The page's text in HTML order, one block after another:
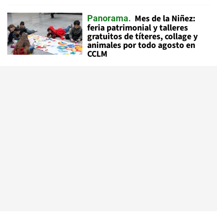
Panorama Mes de la Niñez:
feria patrimonial y talleres
gratuitos de títeres, collage y
animales por todo agosto en
CCLM